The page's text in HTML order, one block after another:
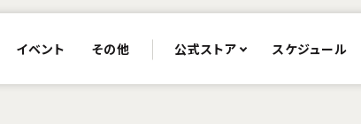
イベント その他 公式ストア スケジュール